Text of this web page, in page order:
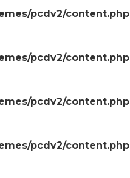
pcdv2/content.php
pcdv2/content.php
pcdv2/content.php
pcdv2/content.php